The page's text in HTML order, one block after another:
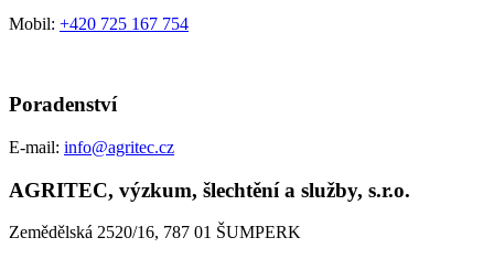
Mobil: +420 725 167 754
Poradenství
E-mail: info@agritec.cz
AGRITEC, výzkum, šlechtění a služby, s.r.o.
Zemědělská 2520/16, 787 01 ŠUMPERK